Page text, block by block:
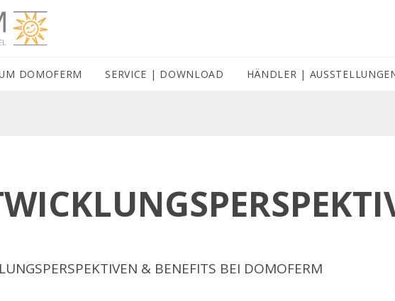
DOMOFERM SERVICE | DOWNLOAD HÄNDLER |
& BENEFITS BEI DOMOFERM